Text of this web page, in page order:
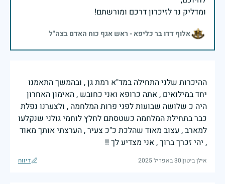
ומדליק נר לזיכרון דרכם ומורשתם!
אלוף דדו בר כליפא - ראש אגף כוח האדם בצה"ל
ההיכרות שלני התחילה במד"א רמת גן , ובהמשך התאמנו
יחד במילואים , אתה כרופא ואני כחובש , האימון האחרון
היה כ שלושה שבועות לפני פרות המלחמה , ולצערנו נפלת
כבר בתחילת המלחמה כשטסתם לחלץ לוחמי גולני שנקלעו
למארב , עצוב מאוד שהלכת כ"כ צעיר , הערצתי אותך מאוד
, יהי זכרך ברוך , אני מצדיע לך !!
אילן ביטון|30 באפריל 2025 דיווח